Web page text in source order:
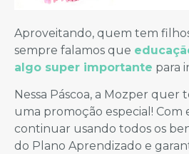
Aproveitando, quem tem
sempre falamos que
algo super importante para
Nessa Páscoa, a Mozper quer
uma promoção especial! Com
continuar usando todos os
do Plano Aprendizado e